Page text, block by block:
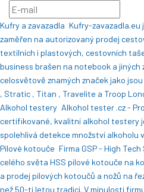
Kufry a zavazadla Kufry-zavazadla.eu
zaměřen na autorizovaný prodej
textilních i plastových, cestovních
business brašen na notebook a jiných
celosvětově znamých značek jako
, Stratic , Titan , Travelite a Troop
Alkohol testery Alkohol tester .cz -
certifikované, kvalitní alkohol testery
spolehlivá detekce množství alkoholu
Pilové kotouče Firma GSP - High
celého světa HSS pilové kotouče na
a prodej pilových kotoučů a nožů na
než 50-ti letou tradici. V minulosti